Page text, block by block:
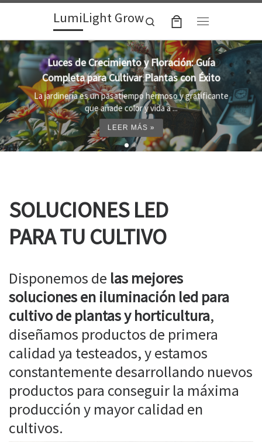
Skip to contentLumiLight Grow
Search
Lámparas para indoor: la clave para un
crecimiento óptimo de tus plantas
Al cultivar plantas en el interior, es importante
proporcionar el entorno adecuado ...
LEER MÁS »
SOLUCIONES LED
PARA TU CULTIVO
Disponemos de las mejores
soluciones en iluminación led para
cultivo de plantas y horticultura,
diseñamos productos de primera
calidad ya testeados, y estamos
constantemente desarrollando nuevos
productos para conseguir la máxima
producción y mayor calidad en
cultivos.